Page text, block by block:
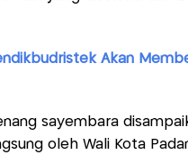
Akan
sayembara
oleh Wali Kota